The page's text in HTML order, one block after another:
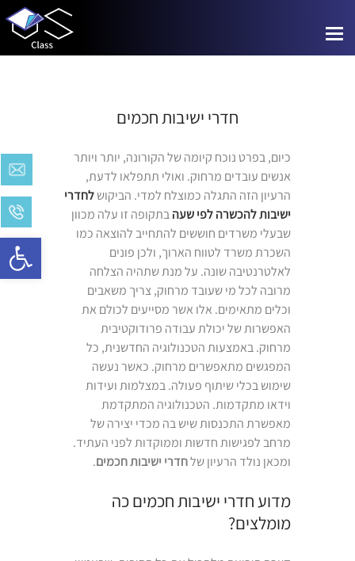
Open toolbar
Toggle
חדרי ישיבות חכמים
כיום, בפרט נוכח קיומה של הקורונה, יותר ויותר
אנשים עובדים מרחוק. ואולי תתפלאו לדעת,
הרעיון הזה התגלה כמוצלח למדי. הביקוש לחדרי
ישיבות להכשרה לפי שעה בתקופה זו עלה מכוון
שבעלי משרדים חוששים להתחייב להוצאה כמו
השכרת משרד לטווח הארוך, ולכן פונים
לאלטרנטיבה שונה. על מנת שתהיה הצלחה
מרובה לכל מי שעובד מרחוק, צריך משאבים
וכלים מתאימים. אלו אשר מסייעים לכולם את
האפשרות של יכולת עבודה פרודוקטיבית
מרחוק. באמצעות הטכנולוגיה החדשנית, כל
המפגשים מתאפשרים מרחוק. כאשר נעשה
שימוש בכלי שיתוף פעולה. במצלמות ועידות
וידאו מתקדמות. הטכנולוגיה המתקדמת
מאפשרת התכנסות שיש בה מכדי יצירה של
מרחב לפגישות חדשות וממוקדות לפני העתיד.
ומכאן נולד הרעיון שלחדרי ישיבות חכמים.
מדוע חדרי ישיבות חכמים כה
מומלצים?